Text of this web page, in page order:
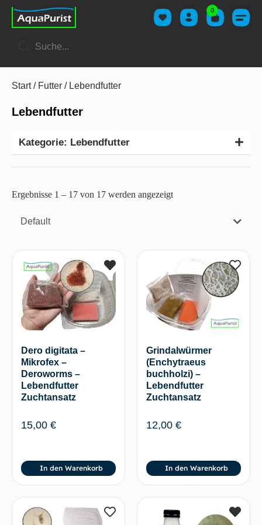
0
Start/ Futter / Lebendfutter
Lebendfutter
Kategorie: Lebendfutter
Ergebnisse 1 – 17 von 17 werden angezeigt
Default
Dero digitata –
Mikrofex –
Deroworms –
Lebendfutter
Zuchtansatz
15,00 €
In den Warenkorb
Grindalwürmer
(Enchytraeus
buchholzi) –
Lebendfutter
Zuchtansatz
12,00 €
In den Warenkorb